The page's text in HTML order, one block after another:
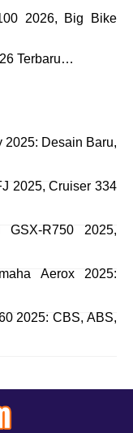
2026, Big Bike
Terbaru…
2025: Desain Baru,
2025, Cruiser 334
R750 2025,
Aerox 2025:
2025: CBS, ABS,